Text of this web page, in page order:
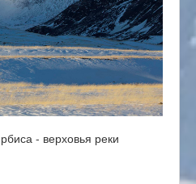
- верховья реки